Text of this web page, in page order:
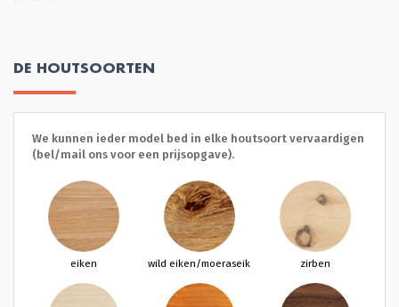
DE HOUTSOORTEN
We kunnen ieder model bed in elke houtsoort vervaardigen
(bel/mail ons voor een prijsopgave).
eiken wild eiken/moeraseik zirben